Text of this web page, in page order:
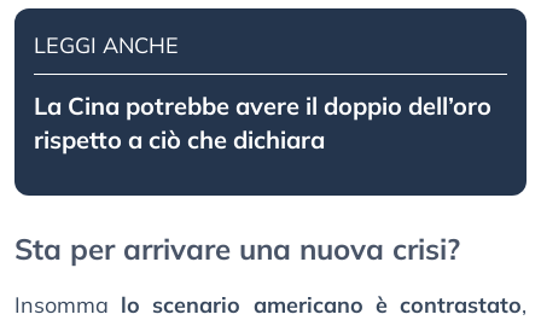
LEGGI ANCHE
La Cina potrebbe avere il doppio dell’oro
rispetto a ciò che dichiara
Sta per arrivare una nuova crisi?
Insomma lo scenario americano è contrastato,